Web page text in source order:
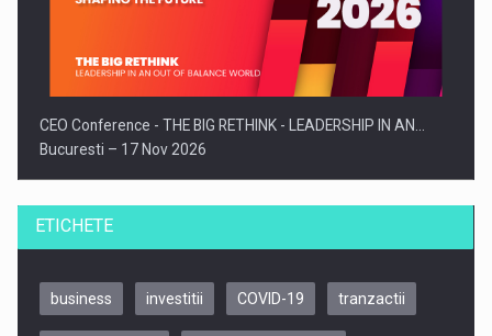
CEO Conference - THE BIG RETHINK - LEADERSHIP IN AN…
Bucuresti – 17 Nov 2026
ETICHETE
business investitii COVID-19 tranzactii